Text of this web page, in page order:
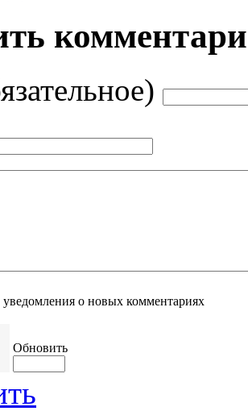
уведомления о новых комментариях
Обновить